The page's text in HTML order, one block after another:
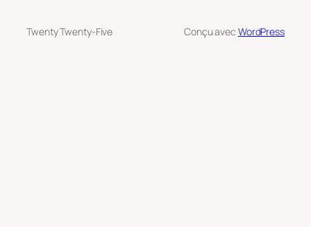
Twenty Twenty-Five Conçu avec WordPress